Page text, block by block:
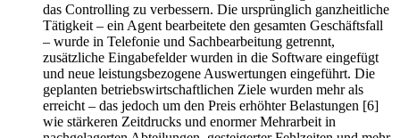
das Controlling zu verbessern. Die ursprünglich ganzheitliche
Tätigkeit – ein Agent bearbeitete den gesamten Geschäftsfall
– wurde in Telefonie und Sachbearbeitung getrennt,
zusätzliche Eingabefelder wurden in die Software eingefügt
und neue leistungsbezogene Auswertungen eingeführt. Die
geplanten betriebswirtschaftlichen Ziele wurden mehr als
erreicht – das jedoch um den Preis erhöhter Belastungen [6]
wie stärkeren Zeitdrucks und enormer Mehrarbeit in